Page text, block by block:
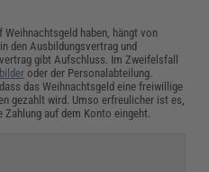
Weihnachtsgeld haben, hängt von
den Ausbildungsvertrag und
gibt Aufschluss. Im Zweifelsfall
oder der Personalabteilung.
das Weihnachtsgeld eine freiwillige
gezahlt wird. Umso erfreulicher ist es,
auf dem Konto eingeht.